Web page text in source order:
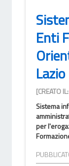
Enti
Lazio
[CREATO
Sistema
per